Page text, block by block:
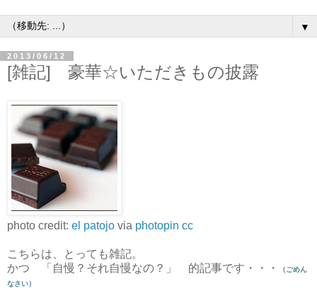
▼
2013/06/12
[雑記] 豪華☆いただきもの披露
photo credit: el patojo via photopin cc
こちらは、とっても雑記。
かつ 「自慢？それ自慢なの？」 的記事です・・・
（ごめん
なさい）